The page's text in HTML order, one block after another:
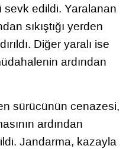
edildi. Yaralanan
sıkıştığı yerden
Diğer yaralı ise
ardından
sürücünün cenazesi,
ardından
Jandarma, kazayla